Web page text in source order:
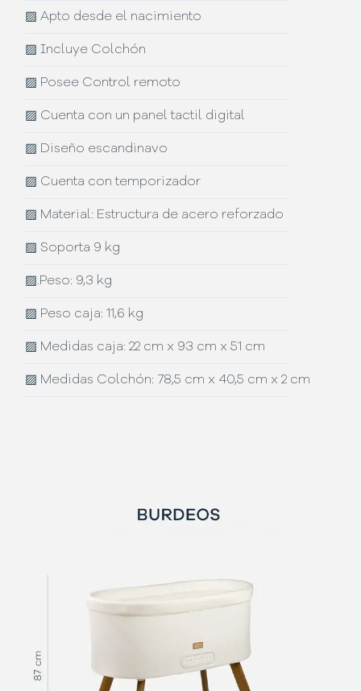
▨ Apto desde el nacimiento
▨ Incluye Colchón
▨ Posee Control remoto
▨ Cuenta con un panel tactil digital
▨ Diseño escandinavo
▨ Cuenta con temporizador
▨ Material: Estructura de acero reforzado
▨ Soporta 9 kg
▨.Peso: 9,3 kg
▨ Peso caja: 11,6 kg
▨ Medidas caja: 22 cm x 93 cm x 51 cm
▨ Medidas Colchón: 78,5 cm x 40,5 cm x 2 cm